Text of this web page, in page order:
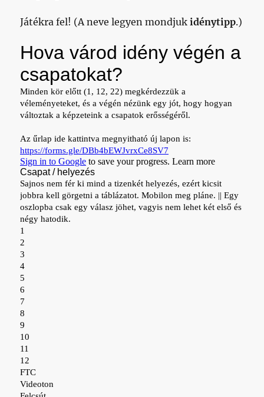
Játékra fel! (A neve legyen mondjukidénytipp.)